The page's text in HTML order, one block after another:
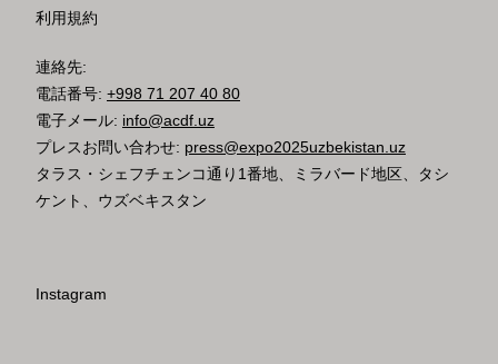
利用規約
連絡先:
電話番号: +998 71 207 40 80
電子メール: info@acdf.uz
プレスお問い合わせ: press@expo2025uzbekistan.uz
タラス・シェフチェンコ通り1番地、ミラバード地区、タシ
ケント、ウズベキスタン
Instagram